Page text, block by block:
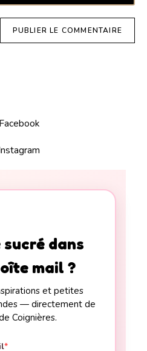
Facebook
sucré dans
mail ?
et petites
— directement de
Coignières.